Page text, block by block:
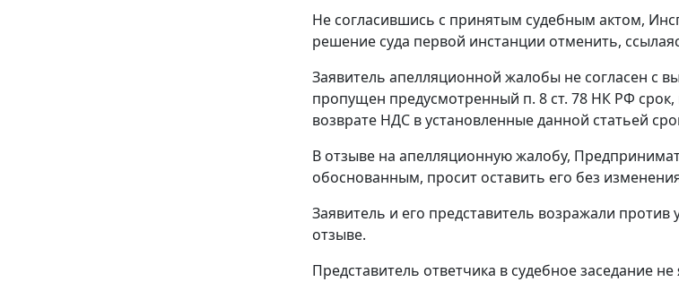
Не согласившись с принятым судебным актом,
решение суда первой инстанции отменить,
Заявитель апелляционной жалобы не согласен с
пропущен предусмотренный п. 8 ст. 78 НК РФ срок,
возврате НДС в установленные данной статьей
В отзыве на апелляционную жалобу,
обоснованным, просит оставить его без
Заявитель и его представитель возражали
отзыве.
Представитель ответчика в судебное заседание не